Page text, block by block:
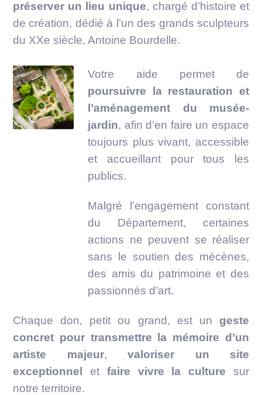
préserver un lieu unique, chargé d’histoire et
de création, dédié à l’un des grands sculpteurs
du XXe siècle, Antoine Bourdelle.
Votre aide permet de
poursuivre la restauration et
l’aménagement du musée-
jardin, afin d’en faire un espace
toujours plus vivant, accessible
et accueillant pour tous les
publics.
Malgré l’engagement constant
du Département, certaines
actions ne peuvent se réaliser
sans le soutien des mécènes,
des amis du patrimoine et des
passionnés d’art.
Chaque don, petit ou grand, est un geste
concret pour transmettre la mémoire d’un
artiste majeur, valoriser un site
exceptionnel et faire vivre la culture sur
notre territoire.